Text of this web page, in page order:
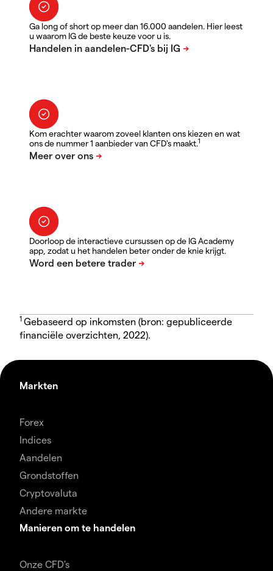
Ga long of short op meer dan 16.000 aandelen. Hier leest
u waarom IG de beste keuze voor u is.
Kom erachter waarom zoveel klanten ons kiezen en wat
ons de nummer 1 aanbieder van CFD's maakt.1
Doorloop de interactieve cursussen op de IG Academy
app, zodat u het handelen beter onder de knie krijgt.
1 Gebaseerd op inkomsten (bron: gepubliceerde
financiële overzichten, 2022).
Markten
Forex
Indices
Aandelen
Grondstoffen
Cryptovaluta
Andere markte
Manieren om te handelen
Onze CFD's